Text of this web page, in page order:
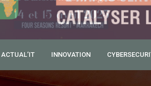
ACTUAL’IT INNOVATION